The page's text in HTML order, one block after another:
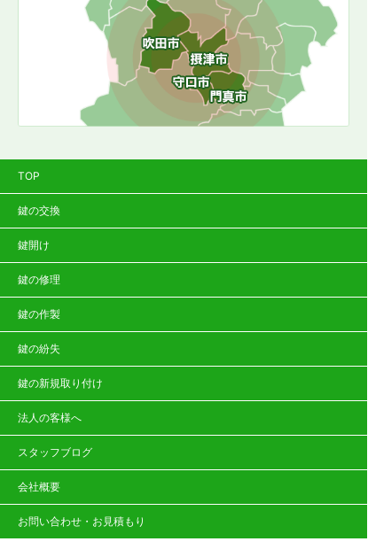
TOP
鍵の交換
鍵開け
鍵の修理
鍵の作製
鍵の紛失
鍵の新規取り付け
法人の客様へ
スタッフブログ
会社概要
お問い合わせ・お見積もり